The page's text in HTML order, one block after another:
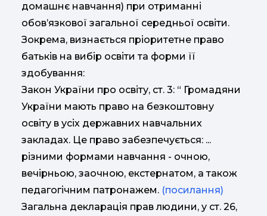
домашнє навчання) при отриманні
обов’язкової загальної середньої освіти.
Зокрема, визнається пріоритетне право
батьків на вибір освіти та форми її
здобування:
Закон України про освіту, ст. 3: “ Громадяни
України мають право на безкоштовну
освіту в усіх державних навчальних
закладах. Це право забезпечується: ...
різними формами навчання - очною,
вечірньою, заочною, екстернатом, а також
педагогічним патронажем. (посилання)
Загальна декларація прав людини, у ст. 26,